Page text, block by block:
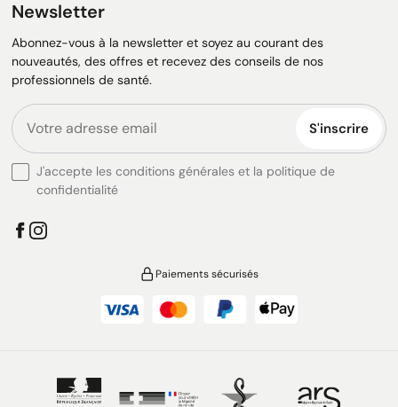
Newsletter
Abonnez-vous à la newsletter et soyez au courant des
nouveautés, des offres et recevez des conseils de nos
professionnels de santé.
S'inscrire
J'accepte les conditions générales et la politique de
confidentialité
Paiements sécurisés